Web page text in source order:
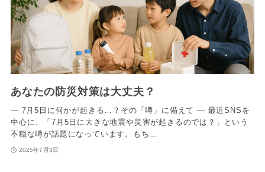
あなたの防災対策は大丈夫？
― 7月5日に何かが起きる…？その「噂」に備えて ― 最近SNSを
中心に、「7月5日に大きな地震や災害が起きるのでは？」という
不穏な噂が話題になっています。もち…
2025年7月3日